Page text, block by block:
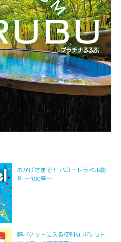
おかげさまで！ ハロートラベル創
刊 ～100号～
胸ポケットに入る便利な ポケット